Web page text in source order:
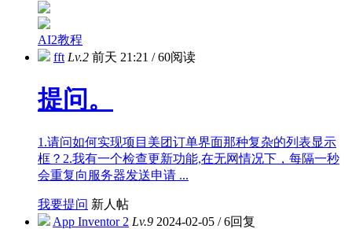
AI2教程
fft Lv.2 前天 21:21 /60阅读
提问。
1.请问如何实现项目美团订单界面那种复杂的列表显示
框？2.我有一个检查更新功能,在无网情况下，每隔一秒
会重复向服务器发送申请 ...
我要提问 新人帖
App Inventor 2 Lv.9 2024-02-05 /6回复